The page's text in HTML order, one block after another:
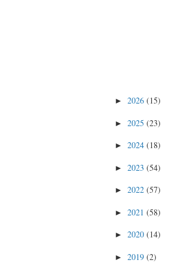
►2026(15)
►2025(23)
►2024(18)
►2023(54)
►2022(57)
►2021(58)
►2020(14)
►2019(2)